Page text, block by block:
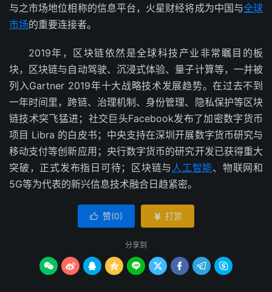
与之市场地位相称的信息平台，火星财经将成为中国与全球
市场的重要连接者。
2019年，区块链依然是全球科技产业非常瞩目的板
块，区块链与自动驾驶、沉浸式体验、量子计算等，一并被
列入Gartner 2019年十大战略技术发展趋势。在过去不到
一年时间里，跨链、治理机制、身份管理、隐私保护等区块
链技术突飞猛进；社交巨头Facebook发布了加密数字货币
项目 Libra 的白皮书；中央支持在深圳开展数字货币研究与
移动支付等创新应用；央行数字货币的研究开发已获得重大
突破，正式发布指日可待；区块链与人工智能、物联网和
5G等为代表的新兴信息技术融合日趋紧密。
 赞(0)  打赏
分享到
        